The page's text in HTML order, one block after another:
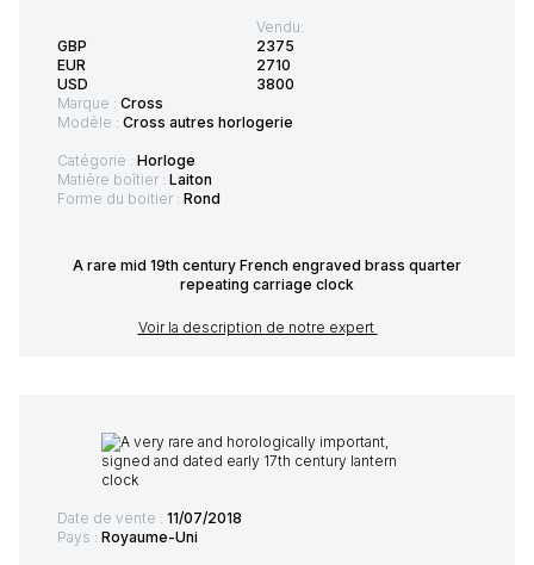
GBP
EUR
USD
Vendu:
2375
2710
3800
Marque : Cross
Modèle : Cross autres horlogerie
Catégorie : Horloge
Matière boîtier : Laiton
Forme du boitier : Rond
A rare mid 19th century French engraved brass quarter
repeating carriage clock
Voir la description de notre expert
Date de vente : 11/07/2018
Pays : Royaume-Uni